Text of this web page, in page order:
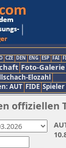
CZE DEN ENG ESP FAI
Foto-Galerie
Elozahl
AUT FIDE
offiziellen